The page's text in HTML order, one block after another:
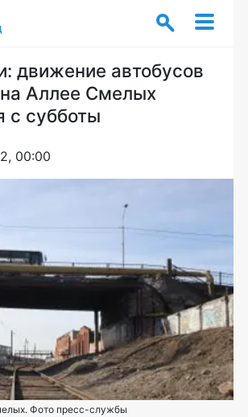
движение автобусов
Аллее Смелых
с субботы
00:00
Фото пресс-службы